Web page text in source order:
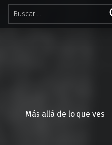
Buscar:
Más allá de lo que ves